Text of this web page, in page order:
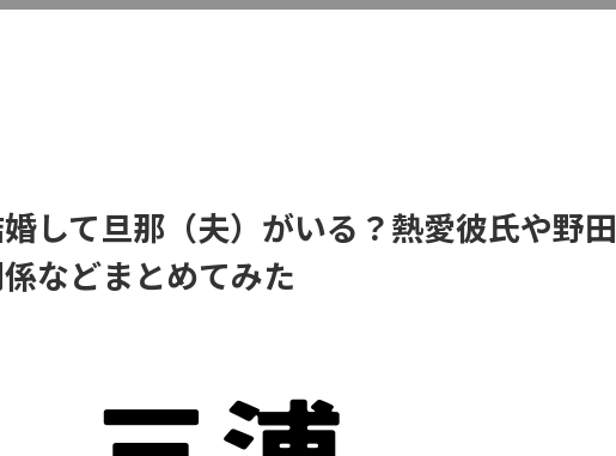
して旦那（夫）がいる？熱愛彼氏や野田
などまとめてみた